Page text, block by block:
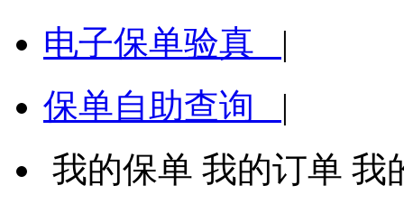
电子保单验真 |
保单自助查询 |
我的保单 我的订单 我